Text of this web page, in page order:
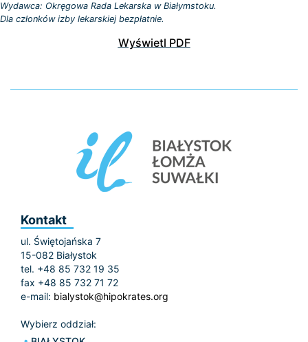
Wydawca: Okręgowa Rada Lekarska w Białymstoku.
Dla członków izby lekarskiej bezpłatnie.
Wyświetl PDF
Kontakt
ul. Świętojańska 7
15-082 Białystok
tel. +48 85 732 19 35
fax +48 85 732 71 72
e-mail: bialystok@hipokrates.org
Wybierz oddział: